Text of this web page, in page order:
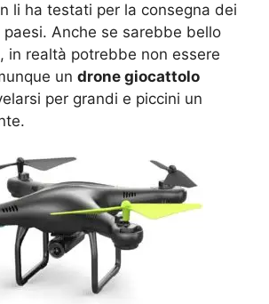
li ha testati per la consegna dei
Anche se sarebbe bello
in realtà potrebbe non essere
un drone giocattolo
per grandi e piccini un